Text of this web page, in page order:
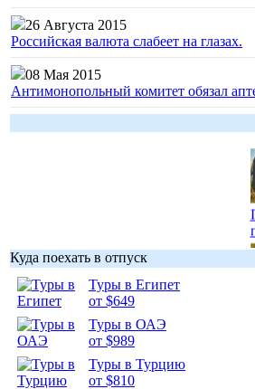
26 Августа 2015
Российская валюта слабеет на глазах.
08 Мая 2015
Антимонопольный комитет обязал
Куда поехать в отпуск
Туры в Египет
от $649
Туры в ОАЭ
от $989
Туры в Турцию
от $810